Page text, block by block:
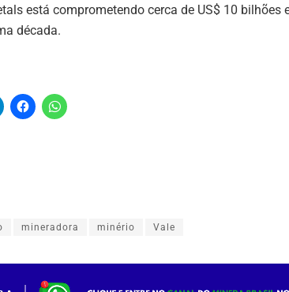
está comprometendo cerca de US$ 10
década.
mineradora minério Vale